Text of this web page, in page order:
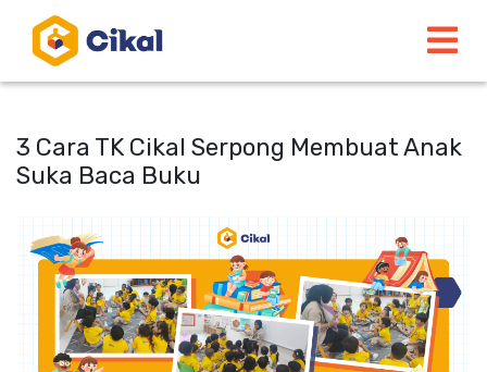
3 Cara TK Cikal Serpong Membuat Anak
Suka Baca Buku